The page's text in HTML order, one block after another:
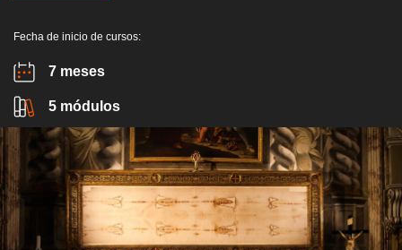
Fecha de inicio de cursos:
7 meses
5 módulos